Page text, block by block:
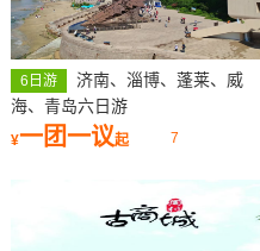
6日游
济南、淄博、蓬莱、威
海、青岛六日游
¥一团一议起 7